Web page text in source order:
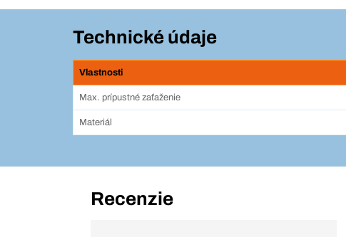
Technické údaje
Vlastnosti
Max. prípustné zaťaženie
Materiál
Recenzie